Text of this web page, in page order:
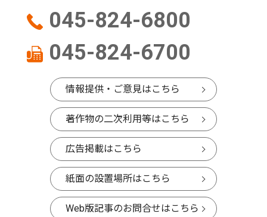
045-824-6800
045-824-6700
情報提供・ご意見はこちら
著作物の二次利用等はこちら
広告掲載はこちら
紙面の設置場所はこちら
Web版記事のお問合せはこちら